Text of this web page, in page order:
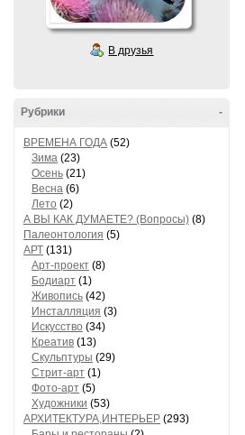
В друзья
-
Рубрики
ВРЕМЕНА ГОДА (52)
Зима (23)
Осень (21)
Весна (6)
Лето (2)
А ВЫ КАК ДУМАЕТЕ? (Вопросы) (8)
Палеонтология (5)
АРТ (131)
Арт-проект (8)
Бодиарт (1)
Живопись (42)
Инсталляция (3)
Искусство (34)
Креатив (13)
Скульптуры (29)
Стрит-арт (1)
Фото-арт (5)
Художники (53)
АРХИТЕКТУРА,ИНТЕРЬЕР (293)